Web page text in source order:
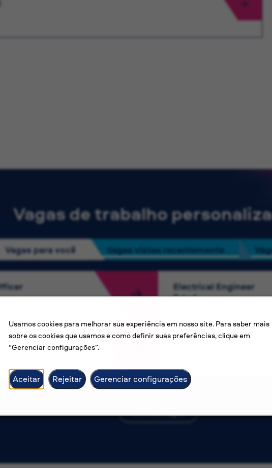
Usamos cookies para melhorar sua experiência em nosso site. Para saber mais
sobre os cookies que usamos e como definir suas preferências, clique em
“Gerenciar configurações”.
Aceitar Rejeitar Gerenciar configurações
Vagas de trabalho
Vagas para você Vagas vistas recentemente
Electrical Engineer
Amã
Head of Finance
Ver mais vagas